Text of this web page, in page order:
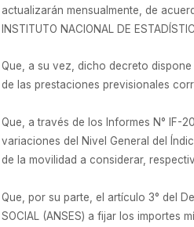
actualizarán mensualmente, de
INSTITUTO NACIONAL DE
Que, a su vez, dicho decreto
de las prestaciones previsionales
Que, a través de los Informes N° IF-
variaciones del Nivel General del
de la movilidad a considerar,
Que, por su parte, el artículo 3° del
SOCIAL (ANSES) a fijar los importes